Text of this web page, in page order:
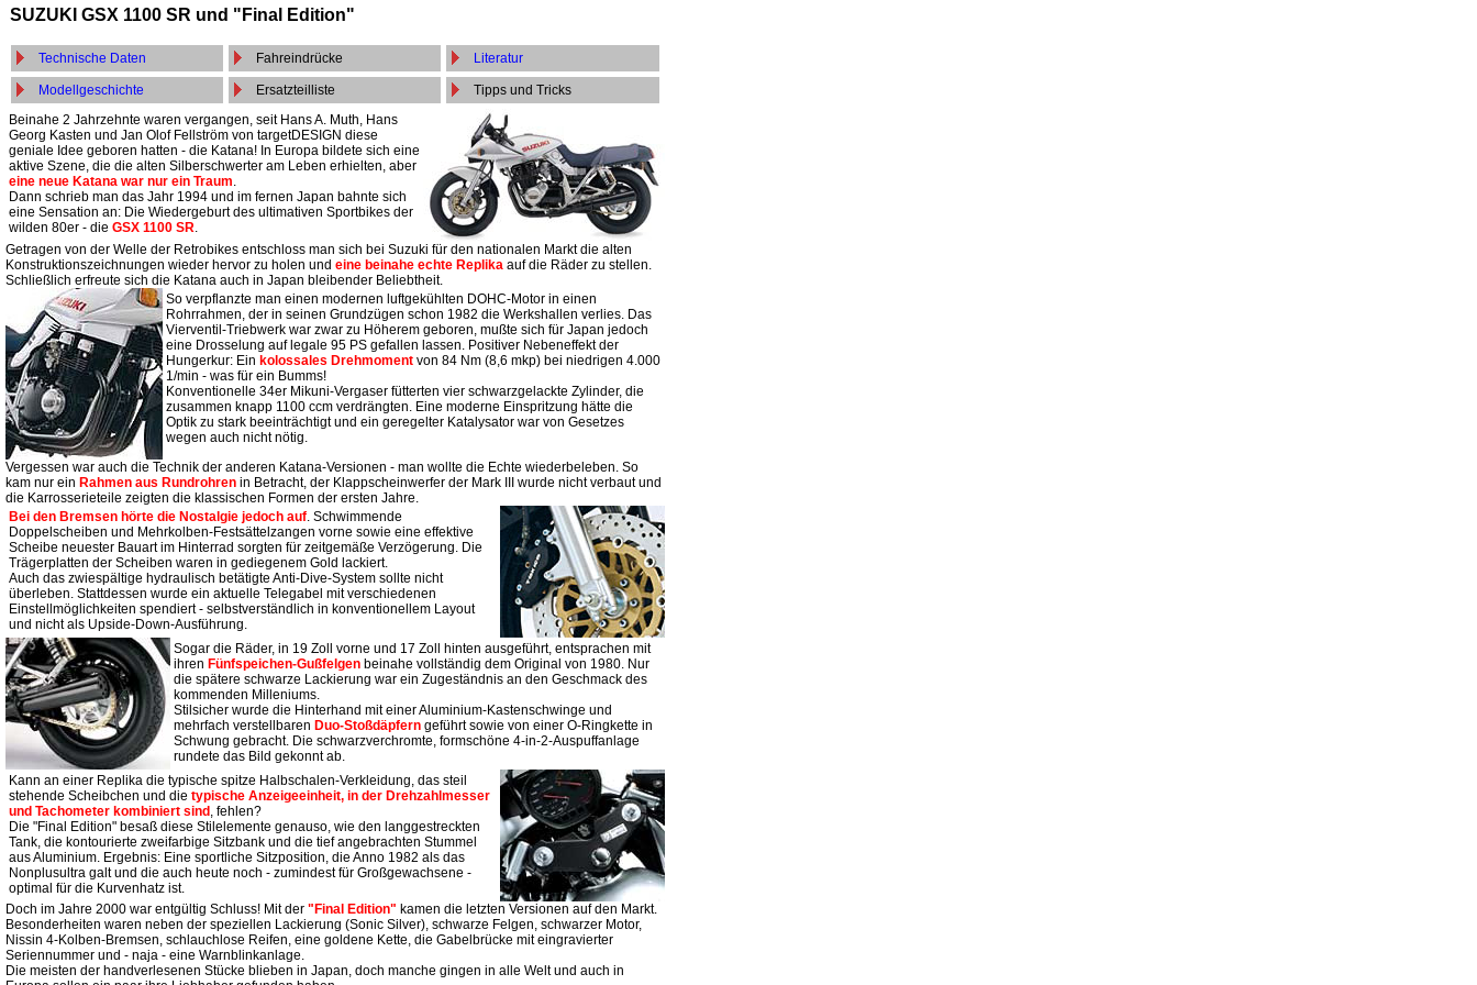
SUZUKI GSX 1100 SR und "Final Edition"
Technische Daten Fahreindrücke Literatur
Modellgeschichte Ersatzteilliste
Tipps und Tricks
Beinahe 2 Jahrzehnte waren vergangen, seit Hans A. Muth, Hans
Georg Kasten und Jan Olof Fellström von targetDESIGN diese
geniale Idee geboren hatten - die Katana! In Europa bildete sich eine
aktive Szene, die die alten Silberschwerter am Leben erhielten, aber
eine neue Katana war nur ein Traum.
Dann schrieb man das Jahr 1994 und im fernen Japan bahnte sich
eine Sensation an: Die Wiedergeburt des ultimativen Sportbikes der
wilden 80er - die GSX 1100 SR.
Getragen von der Welle der Retrobikes entschloss man sich bei Suzuki für den nationalen Markt die alten
Konstruktionszeichnungen wieder hervor zu holen und eine beinahe echte Replika auf die Räder zu stellen.
Schließlich erfreute sich die Katana auch in Japan bleibender Beliebtheit.
So verpflanzte man einen modernen luftgekühlten DOHC-Motor in einen
Rohrrahmen, der in seinen Grundzügen schon 1982 die Werkshallen verlies. Das
Vierventil-Triebwerk war zwar zu Höherem geboren, mußte sich für Japan jedoch
eine Drosselung auf legale 95 PS gefallen lassen. Positiver Nebeneffekt der
Hungerkur: Ein kolossales Drehmoment von 84 Nm (8,6 mkp) bei niedrigen 4.000
1/min - was für ein Bumms!
Konventionelle 34er Mikuni-Vergaser fütterten vier schwarzgelackte Zylinder, die
zusammen knapp 1100 ccm verdrängten. Eine moderne Einspritzung hätte die
Optik zu stark beeinträchtigt und ein geregelter Katalysator war von Gesetzes
wegen auch nicht nötig.
Vergessen war auch die Technik der anderen Katana-Versionen - man wollte die Echte wiederbeleben. So
kam nur ein Rahmen aus Rundrohren in Betracht, der Klappscheinwerfer der Mark III wurde nicht verbaut und
die Karrosserieteile zeigten die klassischen Formen der ersten Jahre.
Bei den Bremsen hörte die Nostalgie jedoch auf. Schwimmende
Doppelscheiben und Mehrkolben-Festsättelzangen vorne sowie eine effektive
Scheibe neuester Bauart im Hinterrad sorgten für zeitgemäße Verzögerung. Die
Trägerplatten der Scheiben waren in gediegenem Gold lackiert.
Auch das zwiespältige hydraulisch betätigte Anti-Dive-System sollte nicht
überleben. Stattdessen wurde ein aktuelle Telegabel mit verschiedenen
Einstellmöglichkeiten spendiert - selbstverständlich in konventionellem Layout
und nicht als Upside-Down-Ausführung.
Sogar die Räder, in 19 Zoll vorne und 17 Zoll hinten ausgeführt, entsprachen mit
ihren Fünfspeichen-Gußfelgen beinahe vollständig dem Original von 1980. Nur
die spätere schwarze Lackierung war ein Zugeständnis an den Geschmack des
kommenden Milleniums.
Stilsicher wurde die Hinterhand mit einer Aluminium-Kastenschwinge und
mehrfach verstellbaren Duo-Stoßdäpfern geführt sowie von einer O-Ringkette in
Schwung gebracht. Die schwarzverchromte, formschöne 4-in-2-Auspuffanlage
rundete das Bild gekonnt ab.
Kann an einer Replika die typische spitze Halbschalen-Verkleidung, das steil
stehende Scheibchen und die typische Anzeigeeinheit, in der Drehzahlmesser
und Tachometer kombiniert sind , fehlen?
Die "Final Edition" besaß diese Stilelemente genauso, wie den langgestreckten
Tank, die kontourierte zweifarbige Sitzbank und die tief angebrachten Stummel
aus Aluminium. Ergebnis: Eine sportliche Sitzposition, die Anno 1982 als das
Nonplusultra galt und die auch heute noch - zumindest für Großgewachsene -
optimal für die Kurvenhatz ist.
Doch im Jahre 2000 war entgültig Schluss! Mit der "Final Edition" kamen die letzten Versionen auf den Markt.
Besonderheiten waren neben der speziellen Lackierung (Sonic Silver), schwarze Felgen, schwarzer Motor,
Nissin 4-Kolben-Bremsen, schlauchlose Reifen, eine goldene Kette, die Gabelbrücke mit eingravierter
Seriennummer und - naja - eine Warnblinkanlage.
Die meisten der handverlesenen Stücke blieben in Japan, doch manche gingen in alle Welt und auch in